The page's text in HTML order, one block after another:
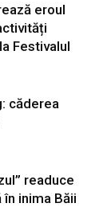
eroul
Festivalul
căderea
readuce
inima Băii